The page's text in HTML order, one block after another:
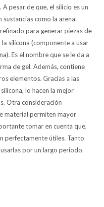
pesar de que, el silicio es un
como la arena.
para generar piezas de
silicona (componente a usar
Es el nombre que se le da a
de gel. Además, contiene
elementos. Gracias a las
lo hacen la mejor
Otra consideración
material permiten mayor
tomar en cuenta que,
perfectamente útiles. Tanto
por un largo periodo.